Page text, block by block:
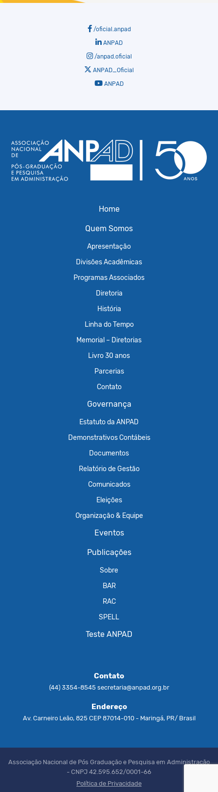
/oficial.anpad
ANPAD
/anpad.oficial
ANPAD_Oficial
ANPAD
Home
Quem Somos
Apresentação
Divisões Acadêmicas
Programas Associados
Diretoria
História
Linha do Tempo
Memorial – Diretorias
Livro 30 anos
Parcerias
Contato
Governança
Estatuto da ANPAD
Demonstrativos Contábeis
Documentos
Relatório de Gestão
Comunicados
Eleições
Organização & Equipe
Eventos
Publicações
Sobre
BAR
RAC
SPELL
Teste ANPAD
Contato
(44) 3354-8545 secretaria@anpad.org.br
Endereço
Av. Carneiro Leão, 825 CEP 87014-010 - Maringá, PR/ Brasil
Associação Nacional de Pós Graduação e Pesquisa em Administração
- CNPJ 42.595.652/0001-66
Política de Privacidade